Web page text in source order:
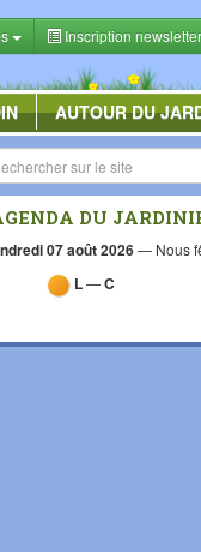
Inscription newsletter
AUTOUR DU
DU
07 août 2026— Nous
L—C